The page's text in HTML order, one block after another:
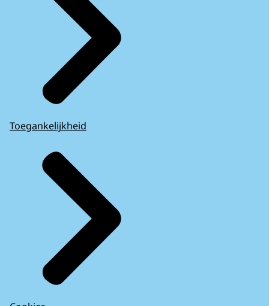
Toegankelijkheid